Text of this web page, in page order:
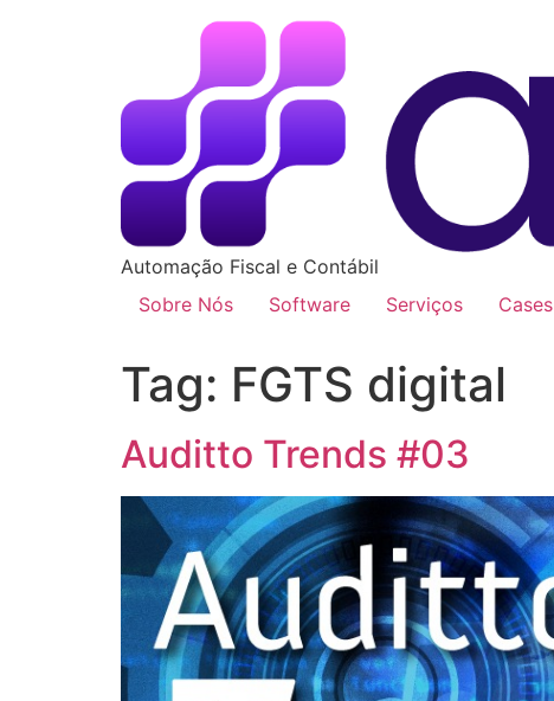
Automação Fiscal e Contábil
Sobre Nós
Software Serviços Cases
Tag: FGTS digital
Auditto Trends #03